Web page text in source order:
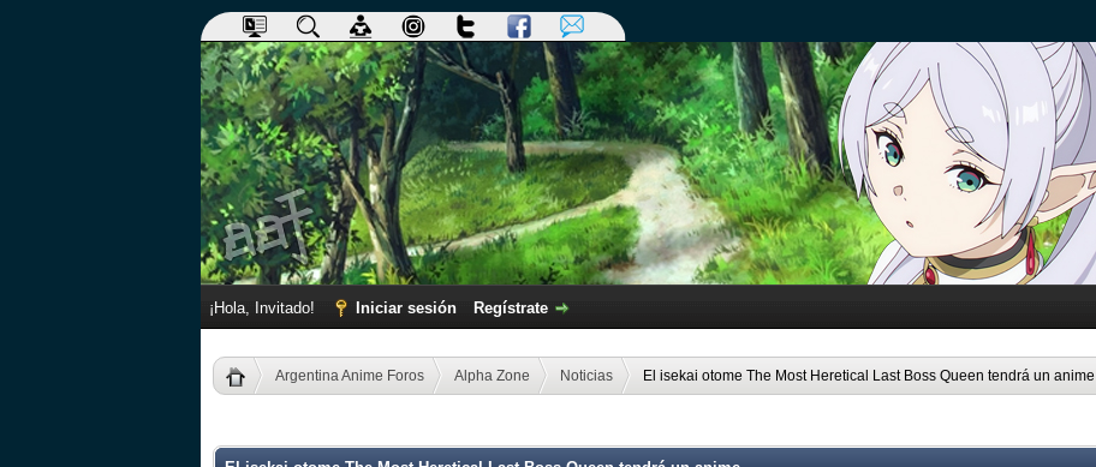
¡Hola, Invitado! Iniciar sesión Regístrate
Argentina Anime Foros Alpha Zone Noticias El isekai otome The Most Heretical Last Boss Queen tendrá un anime